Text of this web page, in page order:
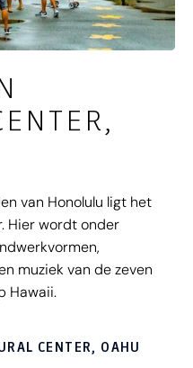
van Honolulu ligt het
Hier wordt onder
muziek van de zeven
Hawaii.
CENTER, OAHU